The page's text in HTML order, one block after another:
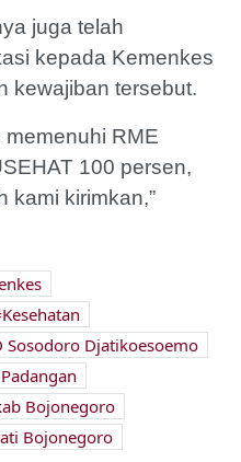
juga telah
kepada Kemenkes
kewajiban tersebut.
memenuhi RME
100 persen,
kami kirimkan,”
Kesehatan
Sosodoro Djatikoesoemo
Bojonegoro
Bojonegoro